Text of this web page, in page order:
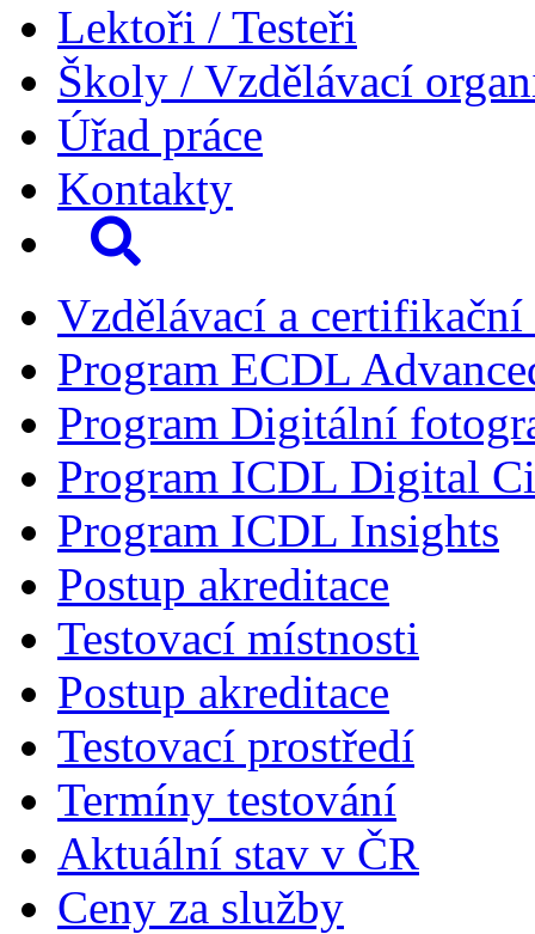
Lektoři / Testeři
Školy / Vzdělávací
Úřad práce
Kontakty
Vzdělávací a certifikační
Program ECDL
Program Digitální
Program ICDL Digital
Program ICDL Insights
Postup akreditace
Testovací místnosti
Postup akreditace
Testovací prostředí
Termíny testování
Aktuální stav v ČR
Ceny za služby